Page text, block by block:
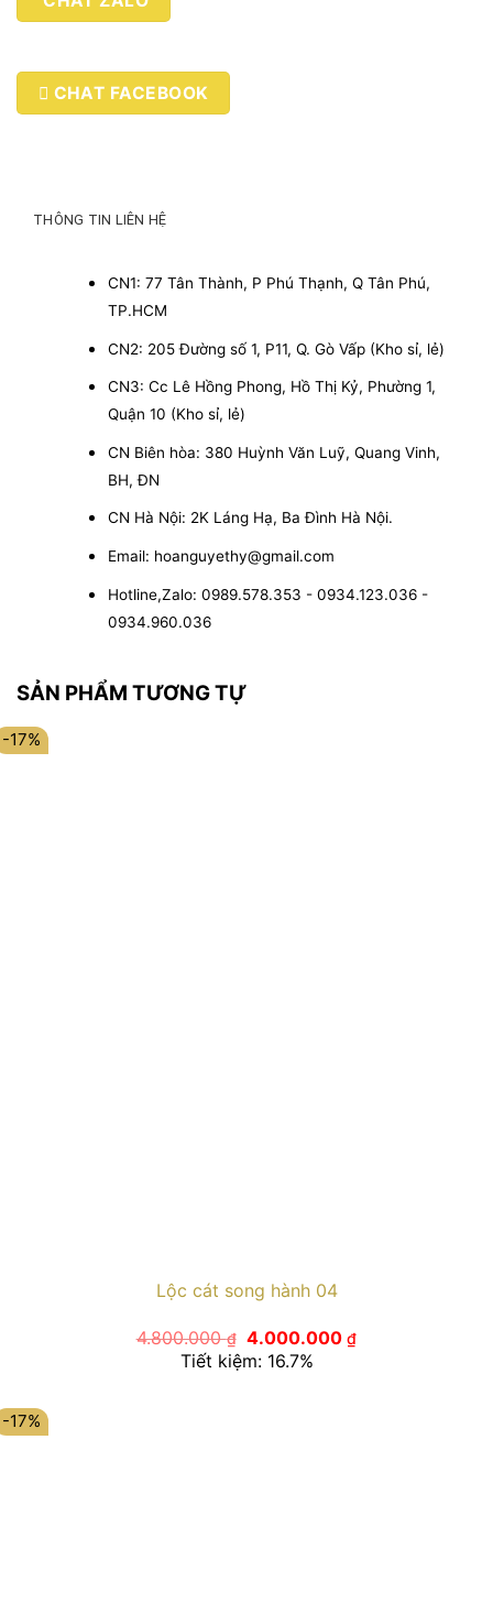
CHAT FACEBOOK
THÔNG TIN LIÊN HỆ
CN1: 77 Tân Thành, P Phú Thạnh, Q Tân Phú,
TP.HCM
CN2: 205 Đường số 1, P11, Q. Gò Vấp (Kho sỉ, lẻ)
CN3: Cc Lê Hồng Phong, Hồ Thị Kỷ, Phường 1,
Quận 10 (Kho sỉ, lẻ)
CN Biên hòa: 380 Huỳnh Văn Luỹ, Quang Vinh,
BH, ĐN
CN Hà Nội: 2K Láng Hạ, Ba Đình Hà Nội.
Email: hoanguyethy@gmail.com
Hotline,Zalo: 0989.578.353 - 0934.123.036 -
0934.960.036
SẢN PHẨM TƯƠNG TỰ
-17%
Lộc cát song hành 04
4.800.000₫ Giá
gốc
là:
4.000.000₫Giá
Tiết kiệm: 16.7%
-17%